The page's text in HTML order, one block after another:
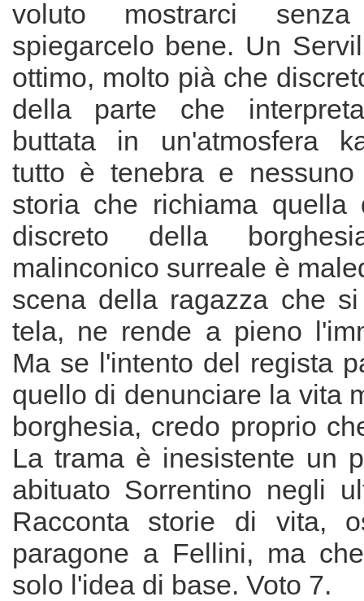
voluto mostrarci
spiegarcelo bene. Un
ottimo, molto pià che
della parte che
buttata in un'atmosfera
tutto è tenebra e
storia che richiama quella
discreto della
malinconico surreale è
scena della ragazza che
tela, ne rende a pieno
Ma se l'intento del regista
quello di denunciare la vita
borghesia, credo proprio
La trama è inesistente un
abituato Sorrentino negli
Racconta storie di vita,
paragone a Fellini, ma
solo l'idea di base. Voto 7.